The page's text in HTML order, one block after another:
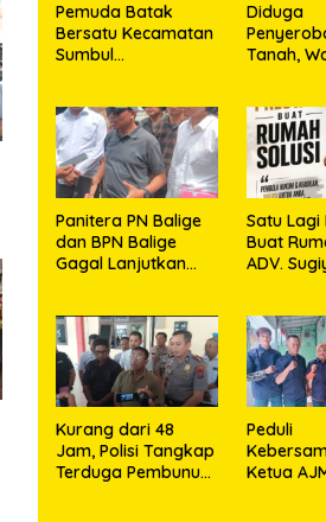
Pemuda Batak
Bersatu Kecamatan
Sumbul
Pembersihan
Massal Sambut HUT
Korem 023/KS dan
HUT Ke-81
Kemerdekaan RI
Diduga
Tanah,
Hak
Panitera PN Balige
dan BPN Balige
Gagal Lanjutkan
Sebut Objek Salah
Lokasi
Satu Lagi
Buat
ADV.
Kurang dari 48
Jam, Polisi Tangkap
Terduga Pembunuh
Peduli
Ketua